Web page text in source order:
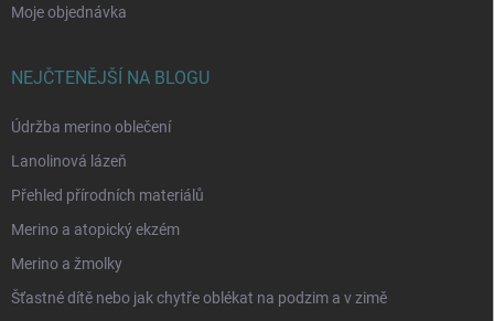
Moje objednávka
NEJČTENĚJŠÍ NA BLOGU
Údržba merino oblečení
Lanolinová lázeň
Přehled přírodních materiálů
Merino a atopický ekzém
Merino a žmolky
Šťastné dítě nebo jak chytře oblékat na podzim a v zimě